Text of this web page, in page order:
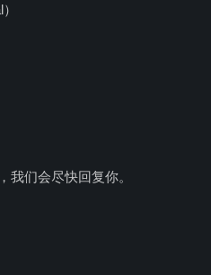
我们会尽快回复你。